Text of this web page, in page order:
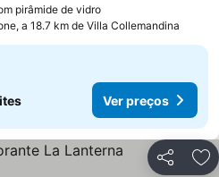
pirâmide de vidro
a 18.7 km de Villa Collemandina
Ver preços
Partilhar